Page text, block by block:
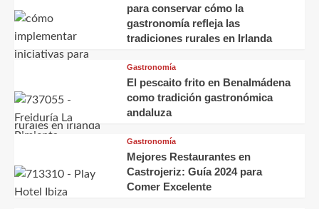
para conservar cómo la
gastronomía refleja las
tradiciones rurales en Irlanda
Gastronomía
El pescaito frito en Benalmádena
como tradición gastronómica
andaluza
Gastronomía
Mejores Restaurantes en
Castrojeriz: Guía 2024 para
Comer Excelente